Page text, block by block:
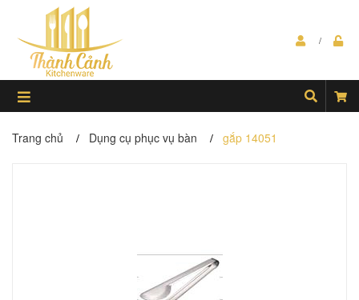
Trang chủ / Dụng cụ phục vụ bàn / gắp 14051